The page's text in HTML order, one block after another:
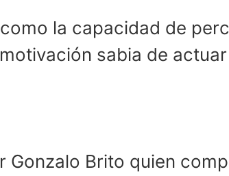
la capacidad de
motivación sabia de
Gonzalo Brito quien